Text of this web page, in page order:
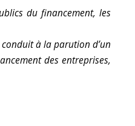
du financement, les
à la parution d’un
des entreprises,